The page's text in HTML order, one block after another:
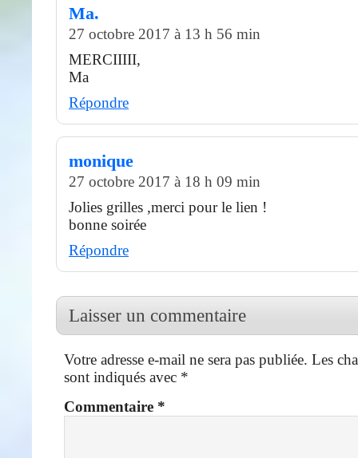
Ma.
27 octobre 2017 à 13 h 56 min
MERCIIIII,
Ma
Répondre
monique
27 octobre 2017 à 18 h 09 min
Jolies grilles ,merci pour le lien !
bonne soirée
Répondre
Laisser un commentaire
Votre adresse e-mail ne sera pas publiée. Les
sont indiqués avec *
Commentaire *